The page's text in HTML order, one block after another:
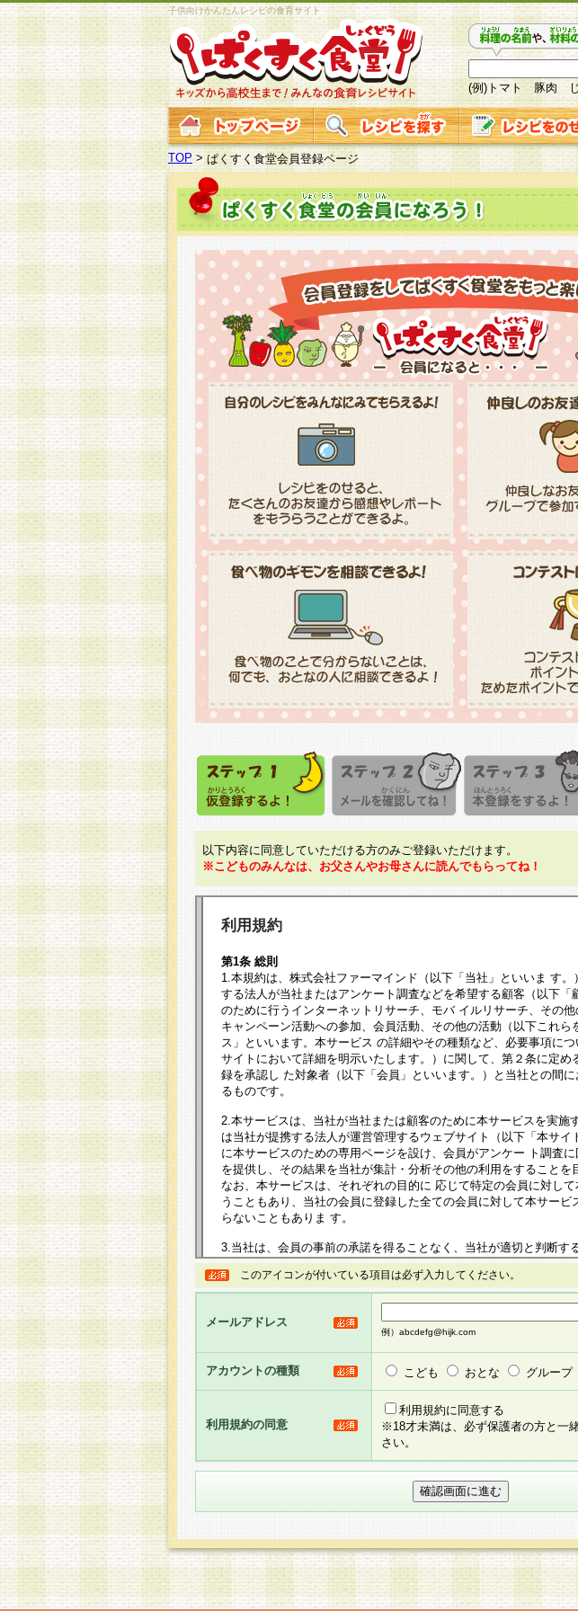
子供向けかんたんレシピの食育サイト
(例)トマト 豚肉 じ
TOP >ぱくすく食堂会員登録ページ
以下内容に同意していただける方のみご登録いただけます。
※こどものみんなは、お父さんやお母さんに読んでもらってね！
利用規約
第1条 総則
1.本規約は、株式会社ファーマインド（以下「当社」といいま す
する法人が当社またはアンケート調査などを希望する顧客（以下「
のために行うインターネットリサーチ、モバ イルリサーチ、その他
キャンペーン活動への参加、会員活動、その他の活動（以下これら
ス」といいます。本サービス の詳細やその種類など、必要事項に
サイトにおいて詳細を明示いたします。）に関して、第２条に定め
録を承認し た対象者（以下「会員」といいます。）と当社との間
るものです。
2.本サービスは、当社が当社または顧客のために本サービスを実施
は当社が提携する法人が運営管理するウェブサイト（以下「本サイ
に本サービスのための専用ページを設け、会員がアンケー ト調査
を提供し、その結果を当社が集計・分析その他の利用をすることを
なお、本サービスは、それぞれの目的に 応じて特定の会員に対し
うこともあり、当社の会員に登録した全ての会員に対して本サービ
らないこともありま す。
3.当社は、会員の事前の承諾を得ることなく、当社が適切と判断す
規約を任意に制定、変更または修正することができるものとします
は、本規約においては本サイトに掲示したときに、その 他の諸規定
して告知の案内を配信または本サイトに掲示したときのいずれか早
るものとします。
5.当社がお聞きする個人情報は、すべて会員登録希望者の自由な意
のと考えております。従って、会員登録希望者が自らの個人情報の
合には、当社はその個人情報をお預かりいたしません が、提供され
社の取扱商品やサービス等をご利用いただけない場合がありますこ
い。
6.当社は、お客様から当社が保有している個人情報の開示・訂正・
められた場合には、ご本人様であることが当社にて確認できた場合
せ先となります。
第2条 会員の資格
1.会員とは、本規約等を承諾のうえ、当社所定の登録手続きを全て
このアイコンが付いている項目は必ず入力してください。
メールアドレス
例）abcdefg@hijk.com
アカウントの種類 こども おとな グループ
利用規約の同意
利用規約に同意する
※18才未満は、必ず保護者の方と一
さい。